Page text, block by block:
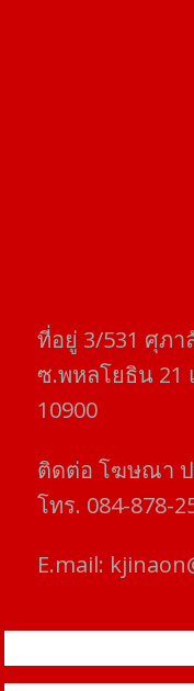
ที่อยู่​ 3/531​ ศุภา
ซ.พหลโยธิน​ 21​
10900
ติดต่อ​ โฆษณา​
โทร​. 084-878-
E.mail: